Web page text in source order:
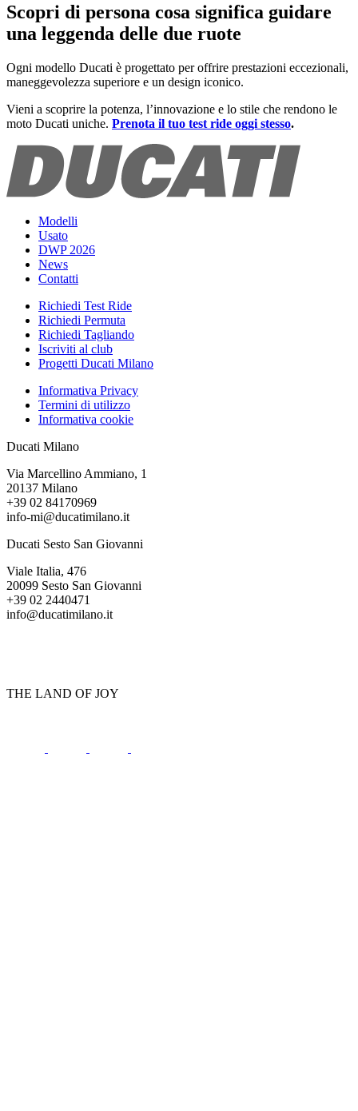
Scopri di persona cosa significa guidare
una leggenda delle due ruote
Ogni modello Ducati è progettato per offrire prestazioni eccezionali,
maneggevolezza superiore e un design iconico.
Vieni a scoprire la potenza, l’innovazione e lo stile che rendono le
moto Ducati uniche. Prenota il tuo test ride oggi stesso.
Modelli
Usato
DWP 2026
News
Contatti
Richiedi Test Ride
Richiedi Permuta
Richiedi Tagliando
Iscriviti al club
Progetti Ducati Milano
Informativa Privacy
Termini di utilizzo
Informativa cookie
Ducati Milano
Via Marcellino Ammiano, 1
20137 Milano
+39 02 84170969
info-mi@ducatimilano.it
Ducati Sesto San Giovanni
Viale Italia, 476
20099 Sesto San Giovanni
+39 02 2440471
info@ducatimilano.it
THE LAND OF JOY